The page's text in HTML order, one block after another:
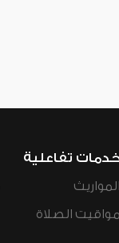
تفاعلية
المواريث
مواقيت الصلاة